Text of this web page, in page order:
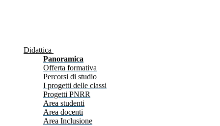
Didattica
Panoramica
Offerta formativa
Percorsi di studio
I progetti delle classi
Progetti PNRR
Area studenti
Area docenti
Area Inclusione